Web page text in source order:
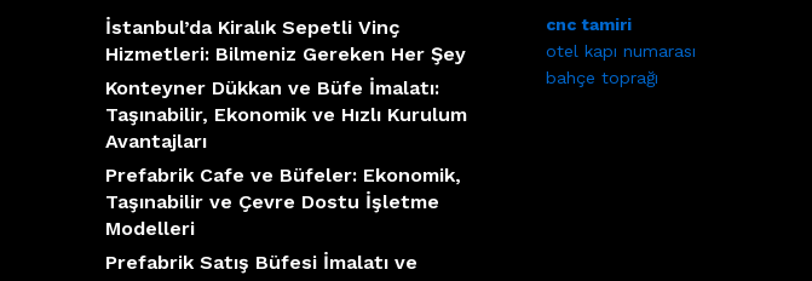
İstanbul’da Kiralık Sepetli Vinç
Hizmetleri: Bilmeniz Gereken Her Şey
Konteyner Dükkan ve Büfe İmalatı:
Taşınabilir, Ekonomik ve Hızlı Kurulum
Avantajları
Prefabrik Cafe ve Büfeler: Ekonomik,
Taşınabilir ve Çevre Dostu İşletme
Modelleri
Prefabrik Satış Büfesi İmalatı ve
cnc tamiri
otel kapı numarası
bahçe toprağı